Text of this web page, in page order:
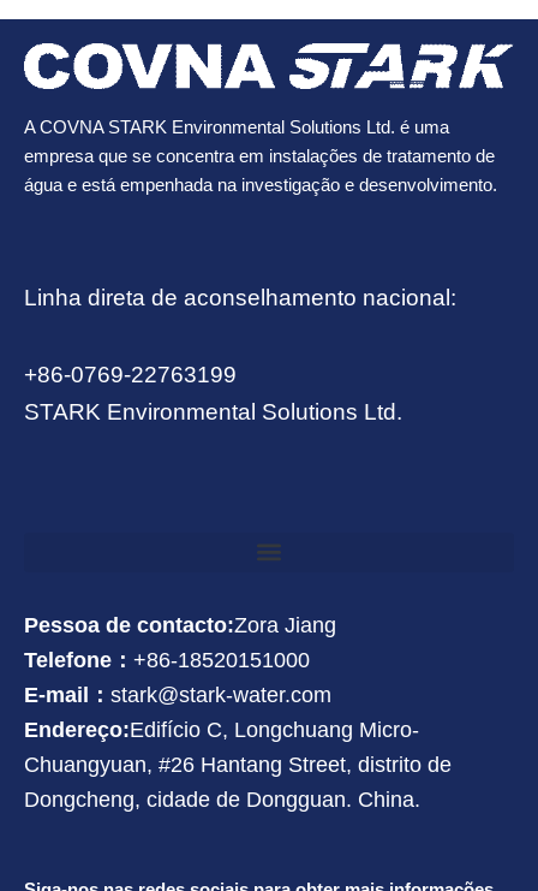
A COVNA STARK Environmental Solutions Ltd. é uma
empresa que se concentra em instalações de tratamento de
água e está empenhada na investigação e desenvolvimento.
Linha direta de aconselhamento nacional:
+86-0769-22763199
STARK Environmental Solutions Ltd.
Pessoa de contacto:Zora Jiang
Telefone： +86-18520151000
E-mail： stark@stark-water.com
Endereço:Edifício C, Longchuang Micro-
Chuangyuan, #26 Hantang Street, distrito de
Dongcheng, cidade de Dongguan. China.